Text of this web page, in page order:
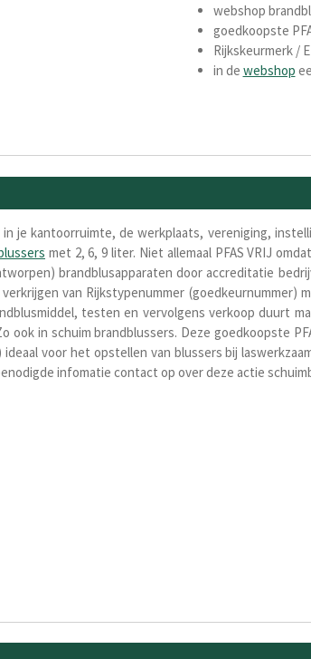
webshop
goedkoopste
Rijkskeurmerk /
in de webshop
je kantoorruimte, de werkplaats, vereniging,
met 2, 6, 9liter. Niet allemaal PFAS VRIJ
brandblusapparaten door accreditatie
van Rijkstypenummer (goedkeurnummer)
testen en vervolgens verkoop duurt
ook in schuim brandblussers. Deze goedkoopste
voor het opstellen van blussers bij
infomatie contact op over deze actie